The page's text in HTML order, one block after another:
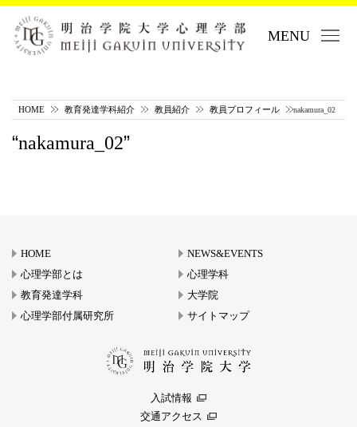
MENU
HOME 教育発達学科紹介 教員紹介 教員プロフィール nakamura_02
nakamura_02
HOME
NEWS&EVENTS
心理学部とは
心理学科
教育発達学科
大学院
心理学部付属研究所
サイトマップ
入試情報
交通アクセス